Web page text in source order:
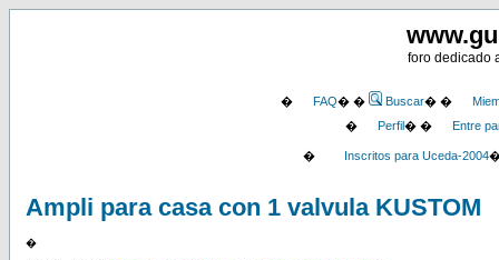
foro dedicado
� FAQ� � Buscar� �
�
Perfil� � Entre
� Inscritos para Uceda-2004
Ampli para casa con 1 valvula KUSTOM
�